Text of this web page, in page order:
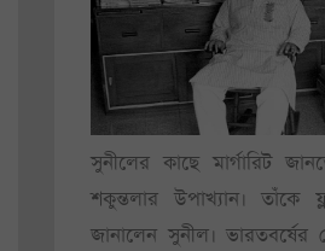
সুনীলের কাছে মার্গারিট
শকুন্তলার উপাখ্যান। তাঁকে
জানালেন সুনীল। ভারতবর্ষের